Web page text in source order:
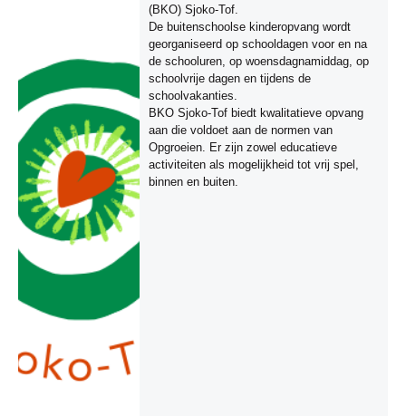
(BKO) Sjoko-Tof.
De buitenschoolse kinderopvang wordt
georganiseerd op schooldagen voor en na
de schooluren, op woensdagnamiddag, op
schoolvrije dagen en tijdens de
schoolvakanties.
BKO Sjoko-Tof biedt kwalitatieve opvang
aan die voldoet aan de normen van
Opgroeien. Er zijn zowel educatieve
activiteiten als mogelijkheid tot vrij spel,
binnen en buiten.